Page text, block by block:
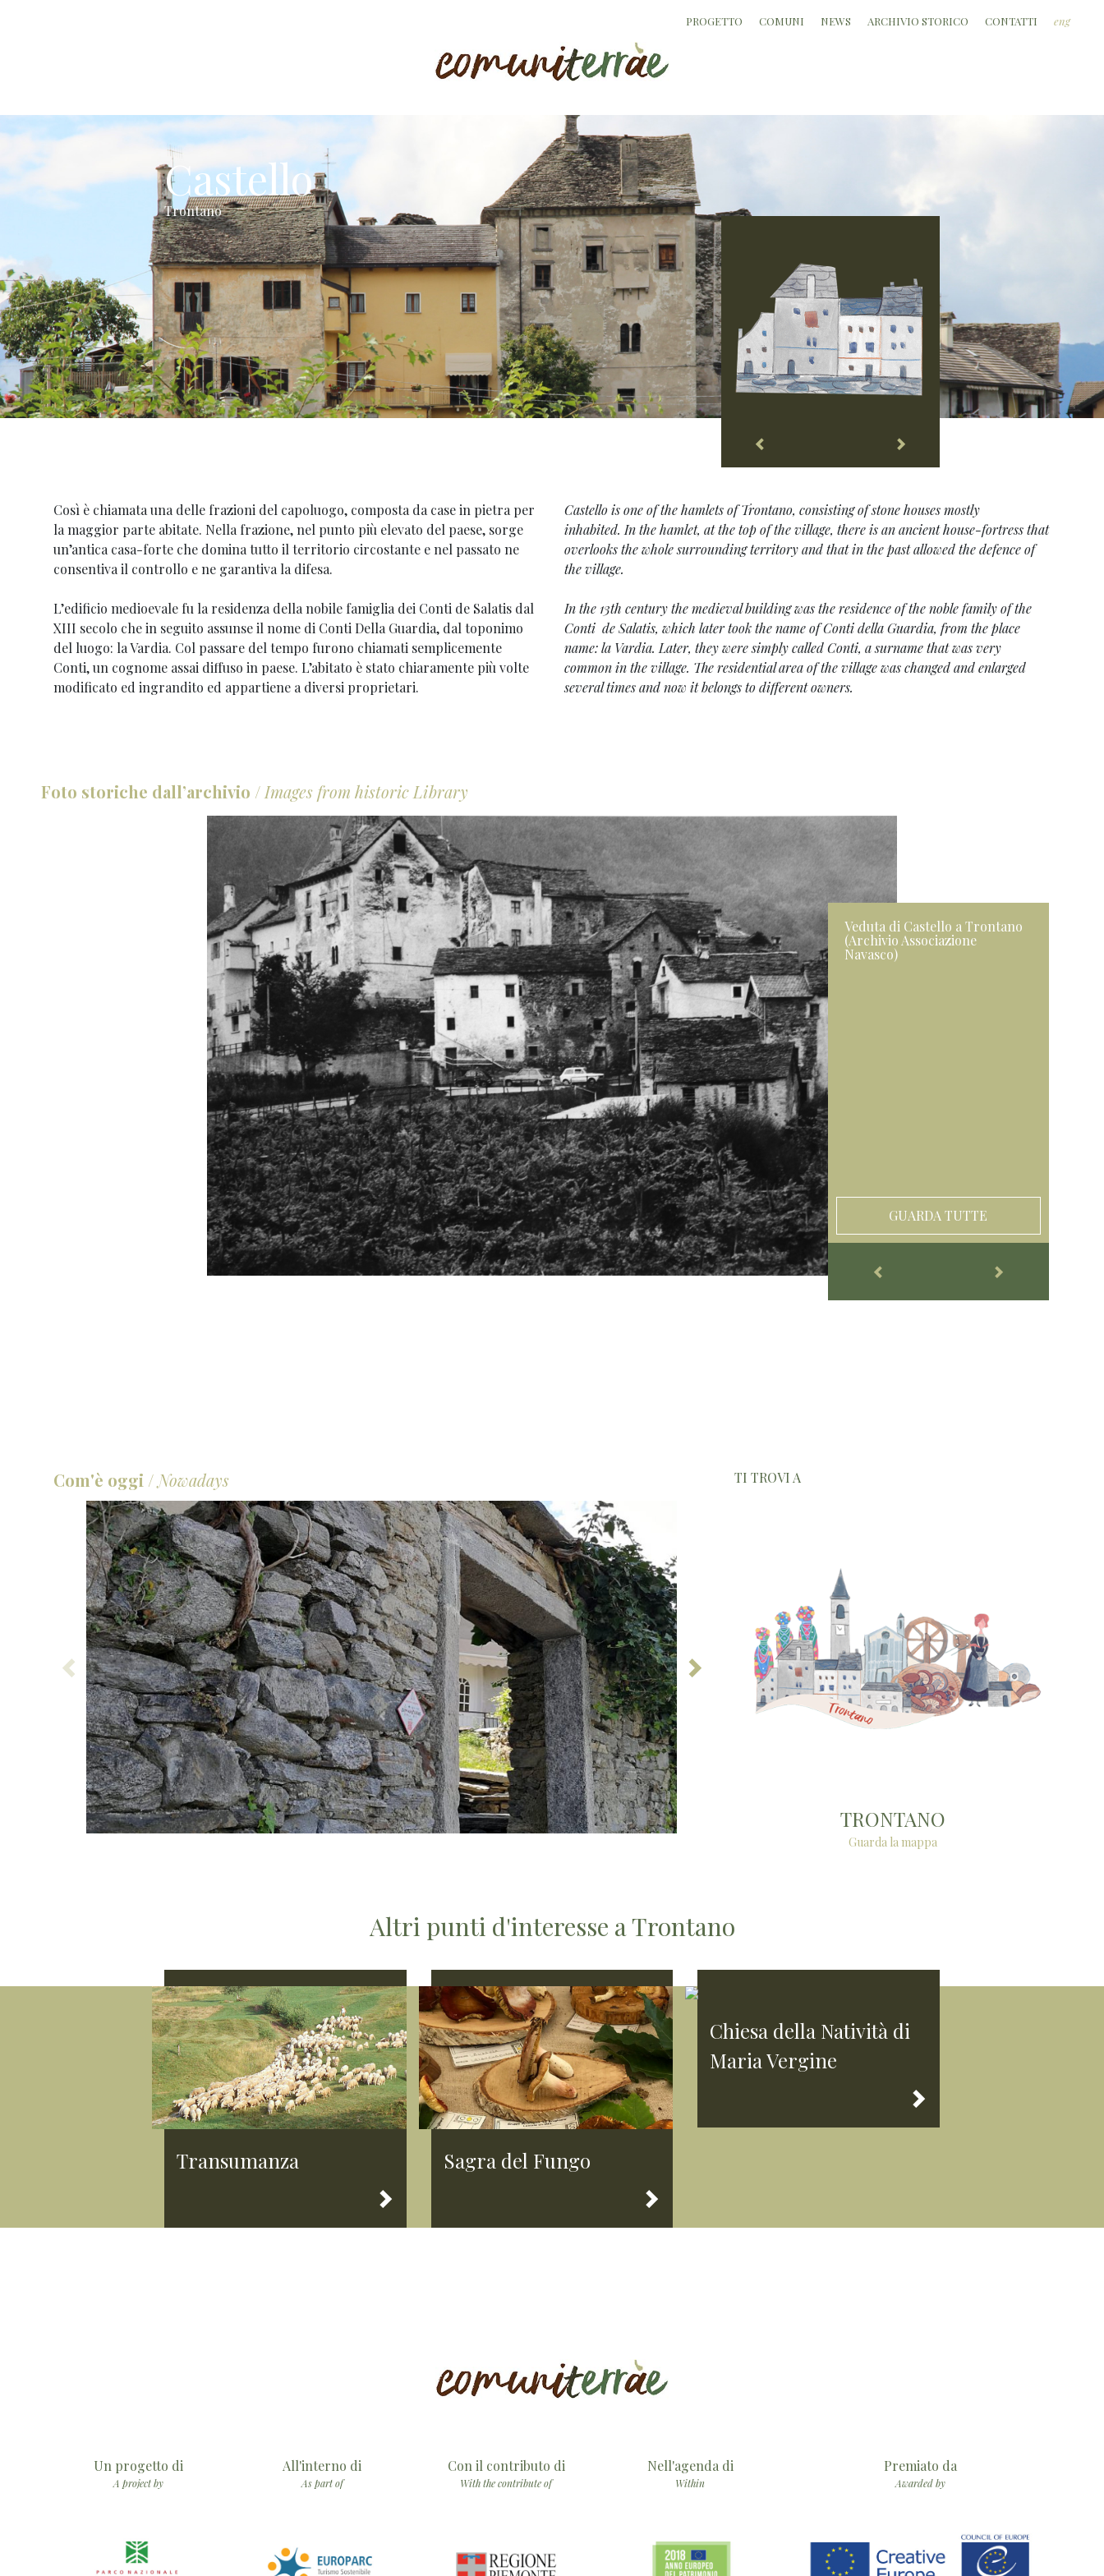
PROGETTO COMUNI NEWS ARCHIVIO STORICO CONTATTI eng
Castello
Trontano
Così è chiamata una delle frazioni del capoluogo, composta da case in pietra per
la maggior parte abitate. Nella frazione, nel punto più elevato del paese, sorge
un’antica casa-forte che domina tutto il territorio circostante e nel passato ne
consentiva il controllo e ne garantiva la difesa.
L’edificio medioevale fu la residenza della nobile famiglia dei Conti de Salatis dal
XIII secolo che in seguito assunse il nome di Conti Della Guardia, dal toponimo
del luogo: la Vardia. Col passare del tempo furono chiamati semplicemente
Conti, un cognome assai diffuso in paese. L’abitato è stato chiaramente più volte
modificato ed ingrandito ed appartiene a diversi proprietari.
Castello is one of the hamlets of Trontano, consisting of stone houses mostly
inhabited. In the hamlet, at the top of the village, there is an ancient house-fortress that
overlooks the whole surrounding territory and that in the past allowed the defence of
the village.
In the 13th century the medieval building was the residence of the noble family of the
Conti de Salatis, which later took the name of Conti della Guardia, from the place
name: la Vardia. Later, they were simply called Conti, a surname that was very
common in the village. The residential area of the village was changed and enlarged
several times and now it belongs to different owners.
Foto storiche dall’archivio / Images from historic Library
Veduta di Castello a Trontano
(Archivio Associazione
Navasco)
GUARDA TUTTE
Com'è oggi / Nowadays TI TROVI A
TRONTANO
Guarda la mappa
Altri punti d'interesse a Trontano
Transumanza Sagra del Fungo
Chiesa della Natività di
Maria Vergine
Un progetto di
A project by
All'interno di
As part of
Con il contributo di
With the contribute of
Nell'agenda di
Within
Premiato da
Awarded by